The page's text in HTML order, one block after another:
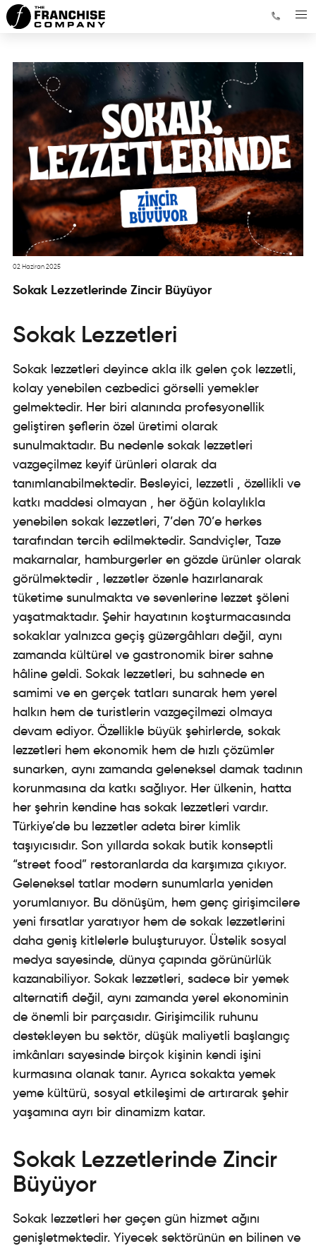
02 Haziran 2025
Sokak Lezzetlerinde Zincir Büyüyor
Sokak Lezzetleri
Sokak lezzetleri deyince akla ilk gelen çok lezzetli,
kolay yenebilen cezbedici görselli yemekler
gelmektedir. Her biri alanında profesyonellik
geliştiren şeflerin özel üretimi olarak
sunulmaktadır. Bu nedenle sokak lezzetleri
vazgeçilmez keyif ürünleri olarak da
tanımlanabilmektedir. Besleyici, lezzetli , özellikli ve
katkı maddesi olmayan , her öğün kolaylıkla
yenebilen sokak lezzetleri, 7’den 70’e herkes
tarafından tercih edilmektedir. Sandviçler, Taze
makarnalar, hamburgerler en gözde ürünler olarak
görülmektedir , lezzetler özenle hazırlanarak
tüketime sunulmakta ve sevenlerine lezzet şöleni
yaşatmaktadır. Şehir hayatının koşturmacasında
sokaklar yalnızca geçiş güzergâhları değil, aynı
zamanda kültürel ve gastronomik birer sahne
hâline geldi. Sokak lezzetleri, bu sahnede en
samimi ve en gerçek tatları sunarak hem yerel
halkın hem de turistlerin vazgeçilmezi olmaya
devam ediyor. Özellikle büyük şehirlerde, sokak
lezzetleri hem ekonomik hem de hızlı çözümler
sunarken, aynı zamanda geleneksel damak tadının
korunmasına da katkı sağlıyor. Her ülkenin, hatta
her şehrin kendine has sokak lezzetleri vardır.
Türkiye’de bu lezzetler adeta birer kimlik
taşıyıcısıdır. Son yıllarda sokak butik konseptli
“street food” restoranlarda da karşımıza çıkıyor.
Geleneksel tatlar modern sunumlarla yeniden
yorumlanıyor. Bu dönüşüm, hem genç girişimcilere
yeni fırsatlar yaratıyor hem de sokak lezzetlerini
daha geniş kitlelerle buluşturuyor. Üstelik sosyal
medya sayesinde, dünya çapında görünürlük
kazanabiliyor. Sokak lezzetleri, sadece bir yemek
alternatifi değil, aynı zamanda yerel ekonominin
de önemli bir parçasıdır. Girişimcilik ruhunu
destekleyen bu sektör, düşük maliyetli başlangıç
imkânları sayesinde birçok kişinin kendi işini
kurmasına olanak tanır. Ayrıca sokakta yemek
yeme kültürü, sosyal etkileşimi de artırarak şehir
yaşamına ayrı bir dinamizm katar.
Sokak Lezzetlerinde Zincir
Büyüyor
Sokak lezzetleri her geçen gün hizmet ağını
genişletmektedir. Yiyecek sektörünün en bilinen ve